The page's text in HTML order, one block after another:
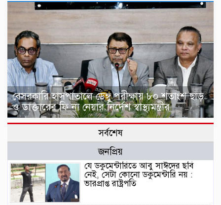
বেসরকারি হাসপাতালে ডেঙ্গু পরীক্ষায় ৮০ শতাংশ ছাড়
ও ডাক্তারের ফি না নেয়ার নির্দেশ স্বাস্থ্যমন্ত্রীর
সর্বশেষ
জনপ্রিয়
যে ডকুমেন্টারিতে আবু সাঈদের ছবি
নেই, সেটা কোনো ডকুমেন্টারি নয় :
ভারপ্রাপ্ত রাষ্ট্রপতি